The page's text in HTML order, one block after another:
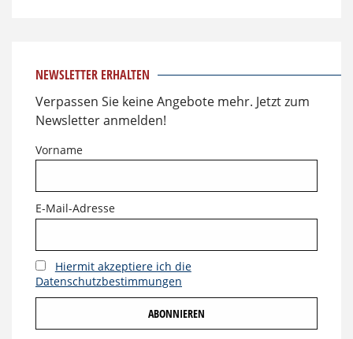
NEWSLETTER ERHALTEN
Verpassen Sie keine Angebote mehr. Jetzt zum
Newsletter anmelden!
Vorname
E-Mail-Adresse
Hiermit akzeptiere ich die
Datenschutzbestimmungen